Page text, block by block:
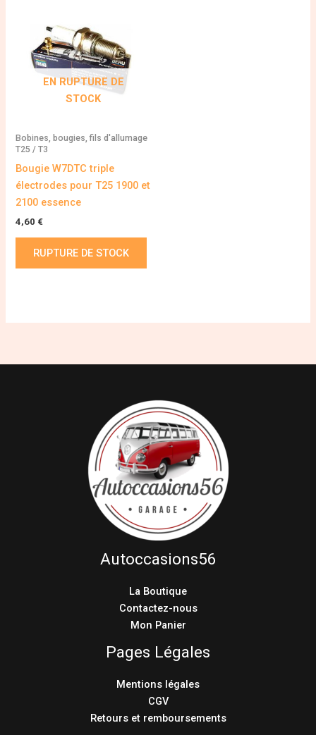
EN RUPTURE DE
STOCK
Bobines, bougies, fils d'allumage
T25 / T3
Bougie W7DTC triple
électrodes pour T25 1900 et
2100 essence
4,60 €
RUPTURE DE STOCK
Autoccasions56
La Boutique
Contactez-nous
Mon Panier
Pages Légales
Mentions légales
CGV
Retours et remboursements